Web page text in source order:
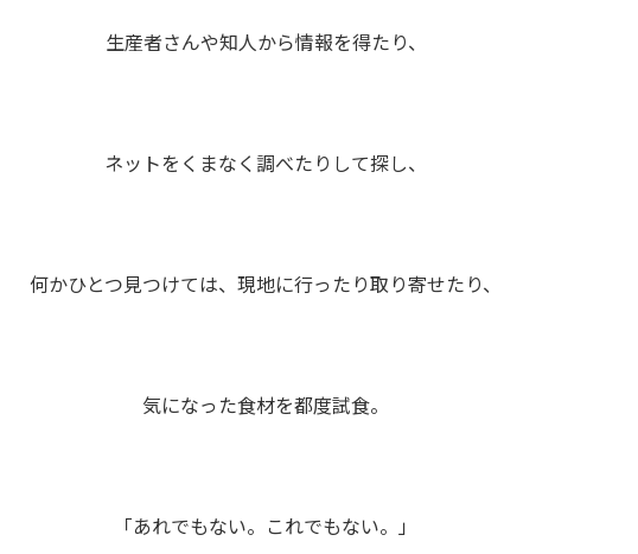
生産者さんや知人から情報を得たり、
ネットをくまなく調べたりして探し、
何かひとつ見つけては、現地に行ったり取り寄せたり、
気になった食材を都度試食。
「あれでもない。これでもない。」